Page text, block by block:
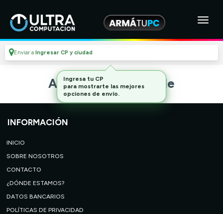
Enviar a Ingresar CP y ciudad
Artículo no disponible
INFORMACIÓN
INICIO
SOBRE NOSOTROS
CONTACTO
¿DÓNDE ESTAMOS?
DATOS BANCARIOS
POLÍTICAS DE PRIVACIDAD
Ingresa tu CP
para mostrarte las mejores
opciones de envío.